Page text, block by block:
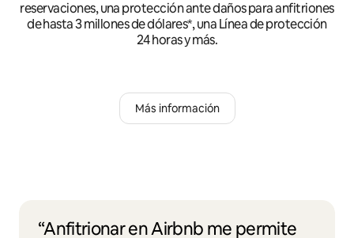
reservaciones, una protección ante daños para anfitriones
de hasta 3 millones de dólares*, una Línea de protección
24 horas y más.
Más información
“Anfitrionar en Airbnb me permite